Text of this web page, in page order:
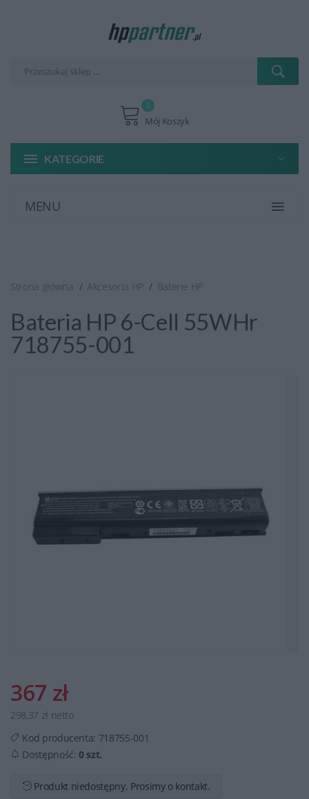
Mój Koszyk
0
KATEGORIE
MENU
Strona główna Akcesoria HP Baterie HP
Bateria HP 6-Cell 55WHr
718755-001
367 zł
298,37 zł netto
Kod producenta: 718755-001
Dostępność:0 szt.
Produkt niedostępny. Prosimy o kontakt.